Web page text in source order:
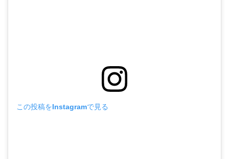
この投稿をInstagramで見る